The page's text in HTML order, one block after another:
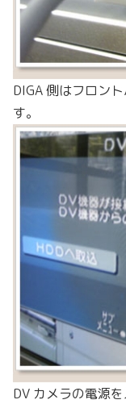
DIGA 側はフロン
す。
DV カメラの電源